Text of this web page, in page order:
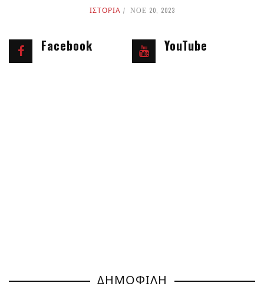
ΙΣΤΟΡΙΑ ΝΟΕ 20, 2023
Facebook YouTube
ΔΗΜΟΦΙΛΗ